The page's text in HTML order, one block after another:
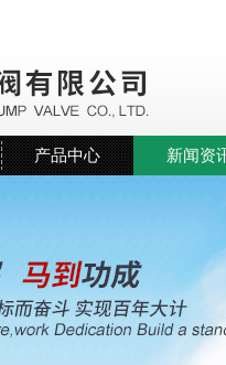
产品中心 新闻资